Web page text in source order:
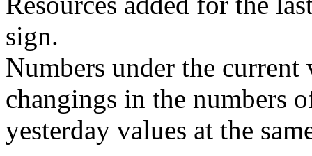
sign.
Numbers under the
changings in the numbers
yesterday values at the